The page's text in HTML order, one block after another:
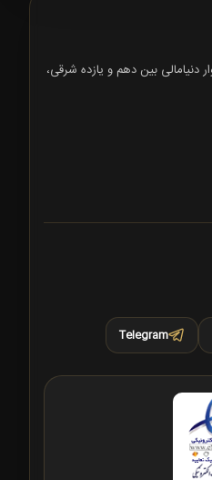
اندیشه، فاز 1، بلوار دنیامالی بین دهم و یازده شرقی،
Telegram